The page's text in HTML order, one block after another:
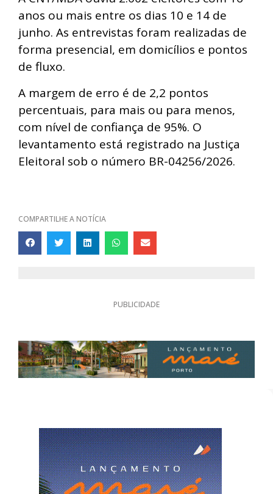
anos ou mais entre os dias 10 e 14 de
junho. As entrevistas foram realizadas de
forma presencial, em domicílios e pontos
de fluxo.
A margem de erro é de 2,2 pontos
percentuais, para mais ou para menos,
com nível de confiança de 95%. O
levantamento está registrado na Justiça
Eleitoral sob o número BR-04256/2026.
COMPARTILHE A NOTÍCIA
PUBLICIDADE